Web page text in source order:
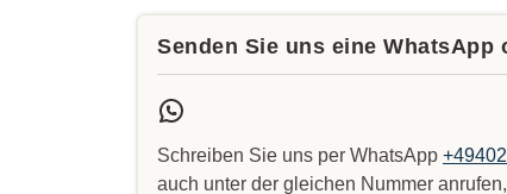
Senden Sie uns eine WhatsApp
Schreiben Sie uns per WhatsApp
auch unter der gleichen Nummer